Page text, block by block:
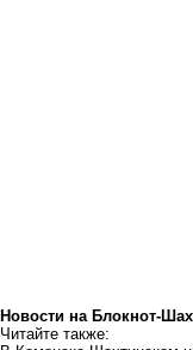
Новости на Блoкнoт-
Читайте также: